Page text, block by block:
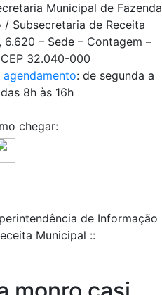
Municipal de Fazenda
Subsecretaria de Receita
– Sede – Contagem –
32.040-000
agendamento: de segunda a
8h às 16h
chegar:
de Informação
Municipal ::